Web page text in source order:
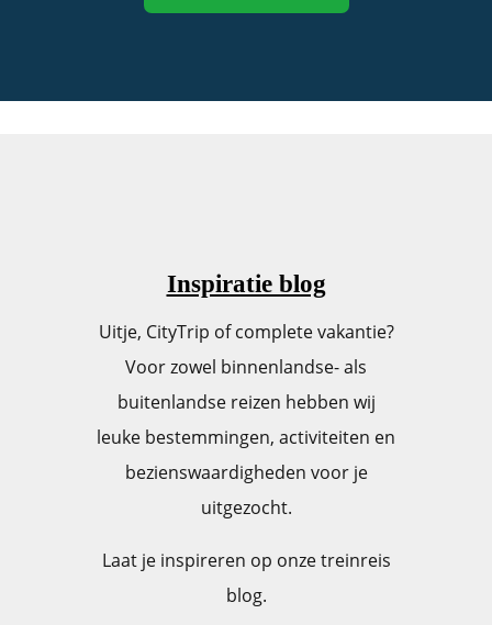
Inspiratie blog
Uitje, CityTrip of complete vakantie?
Voor zowel binnenlandse- als
buitenlandse reizen hebben wij
leuke bestemmingen, activiteiten en
bezienswaardigheden voor je
uitgezocht.
Laat je inspireren op onze treinreis
blog.